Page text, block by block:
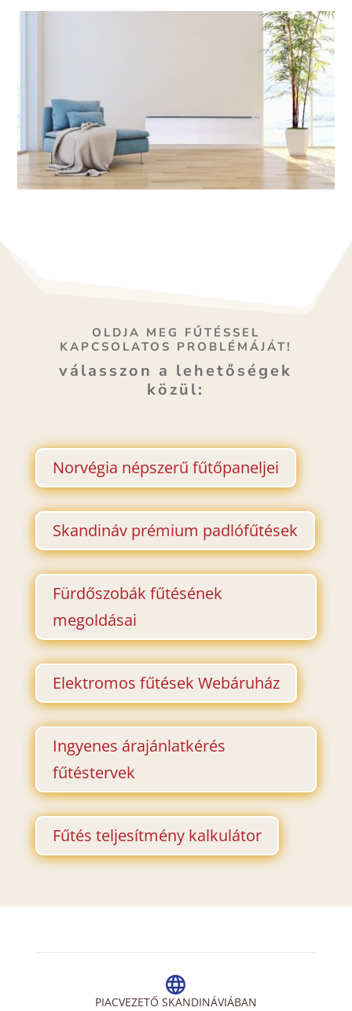
OLDJA MEG FŰTÉSSEL
KAPCSOLATOS PROBLÉMÁJÁT!
válasszon a lehetőségek
közül:
Norvégia népszerű fűtőpaneljei
Skandináv prémium padlófűtések
Fürdőszobák fűtésének
megoldásai
Elektromos fűtések Webáruház
Ingyenes árajánlatkérés
fűtéstervek
Fűtés teljesítmény kalkulátor
PIACVEZETŐ SKANDINÁVIÁBAN